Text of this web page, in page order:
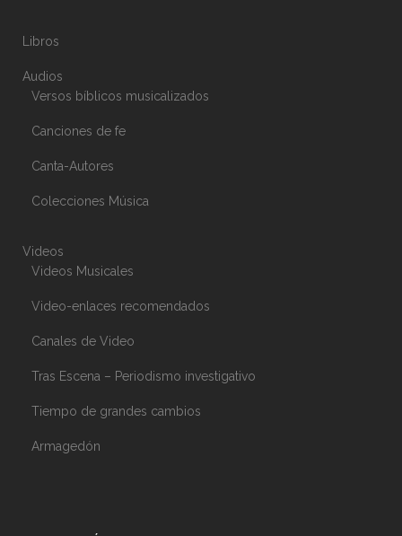
Libros
Audios
Versos bíblicos musicalizados
Canciones de fe
Canta-Autores
Colecciones Música
Videos
Videos Musicales
Video-enlaces recomendados
Canales de Video
Tras Escena – Periodismo investigativo
Tiempo de grandes cambios
Armagedón